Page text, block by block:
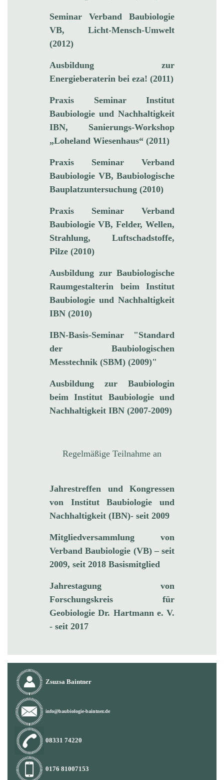
Seminar Verband Baubiologie
VB, Licht-Mensch-Umwelt
(2012)
Ausbildung zur
Energieberaterin bei eza! (2011)
Praxis Seminar Institut
Baubiologie und Nachhaltigkeit
IBN, Sanierungs-Workshop
„Loheland Wiesenhaus“ (2011)
Praxis Seminar Verband
Baubiologie VB, Baubiologische
Bauplatzuntersuchung (2010)
Praxis Seminar Verband
Baubiologie VB, Felder, Wellen,
Strahlung, Luftschadstoffe,
Pilze (2010)
Ausbildung zur Baubiologische
Raumgestalterin beim Institut
Baubiologie und Nachhaltigkeit
IBN (2010)
IBN-Basis-Seminar "Standard
der Baubiologischen
Messtechnik (SBM) (2009)"
Ausbildung zur Baubiologin
beim Institut Baubiologie und
Nachhaltigkeit IBN (2007-2009)
Regelmäßige Teilnahme an
Jahrestreffen und Kongressen
von Institut Baubiologie und
Nachhaltigkeit (IBN)- seit 2009
Mitgliedversammlung von
Verband Baubiologie (VB) – seit
2009, seit 2018 Basismitglied
Jahrestagung von
Forschungskreis für
Geobiologie Dr. Hartmann e. V.
- seit 2017
Zsuzsa Baintner
info@baubiologie‑baintner.de
08331 74220
0176 81007153